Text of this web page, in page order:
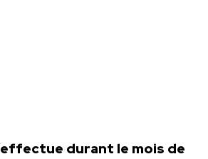
durant le mois de